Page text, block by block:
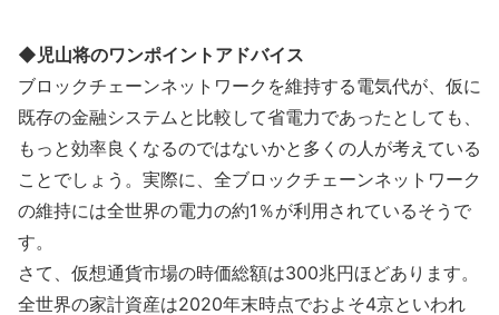
◆児山将のワンポイントアドバイス
ブロックチェーンネットワークを維持する電気代が、仮に
既存の金融システムと比較して省電力であったとしても、
もっと効率良くなるのではないかと多くの人が考えている
ことでしょう。実際に、全ブロックチェーンネットワーク
の維持には全世界の電力の約1％が利用されているそうで
す。
さて、仮想通貨市場の時価総額は300兆円ほどあります。
全世界の家計資産は2020年末時点でおよそ4京といわれ